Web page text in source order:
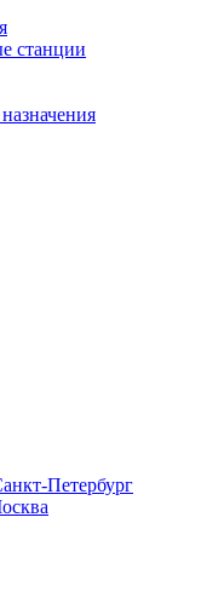
станции
Петербург